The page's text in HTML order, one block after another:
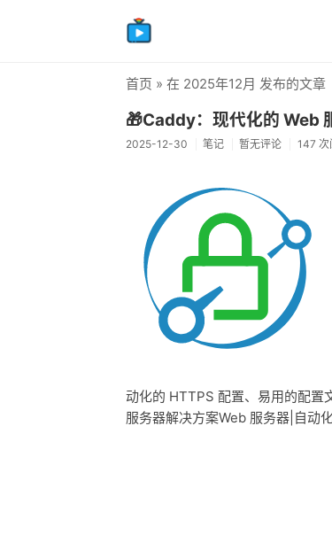
首页 » 在 2025年12月 发布的文章
🎁Caddy：现代化的 Web
2025-12-30 笔记 暂无评论 147 次
动化的 HTTPS 配置、易用的配置
服务器解决方案Web 服务器|自动